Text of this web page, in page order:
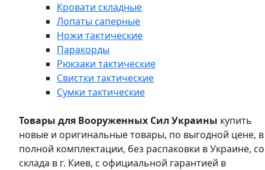
Кровати складные
Лопаты саперные
Ножи тактические
Паракорды
Рюкзаки тактические
Свистки тактические
Сумки тактические
Товары для Вооруженных Сил Украины купить
новые и оригинальные товары, по выгодной цене, в
полной комплектации, без распаковки в Украине, со
склада в г. Киев, с официальной гарантией в